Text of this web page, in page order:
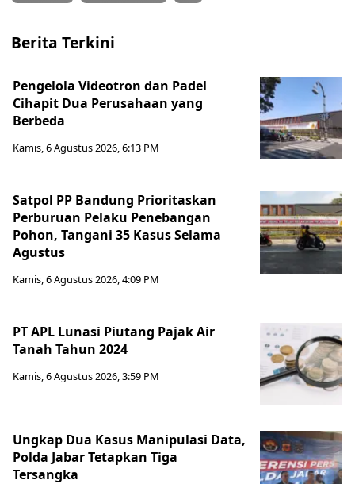
Berita Terkini
Pengelola Videotron dan Padel
Cihapit Dua Perusahaan yang
Berbeda
Kamis, 6 Agustus 2026, 6:13 PM
Satpol PP Bandung Prioritaskan
Perburuan Pelaku Penebangan
Pohon, Tangani 35 Kasus Selama
Agustus
Kamis, 6 Agustus 2026, 4:09 PM
PT APL Lunasi Piutang Pajak Air
Tanah Tahun 2024
Kamis, 6 Agustus 2026, 3:59 PM
Ungkap Dua Kasus Manipulasi Data,
Polda Jabar Tetapkan Tiga
Tersangka